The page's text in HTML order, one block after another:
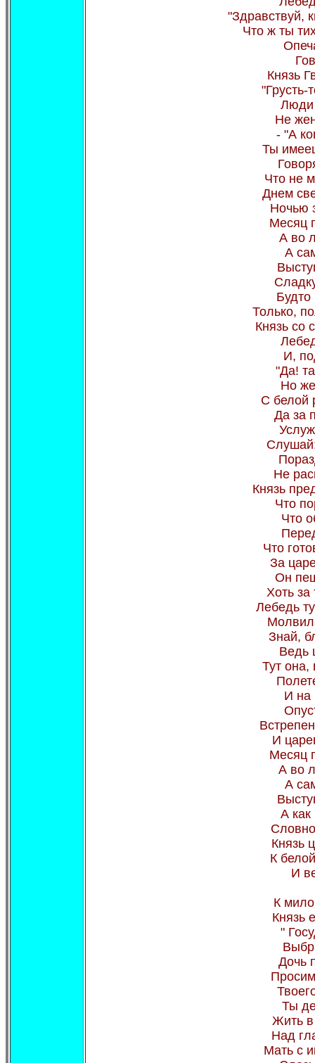
"Здравствуй,
Что ж ты
Князь
"Грусть-
Люди
Не
- "А
Ты
Что не
Днем
Ночью
Месяц
А во
А
Будто
Только,
Князь со
И,
"Да!
Но
С белой
Да за
Не
Князь
Что
Что
Что
За
Он
Хоть за
Лебедь
Знай,
Ведь
Тут она,
И на
И
Месяц
А во
А
А как
Князь
К
И
К
Князь
"
Дочь
Ты
Жить в
Над
Мать с